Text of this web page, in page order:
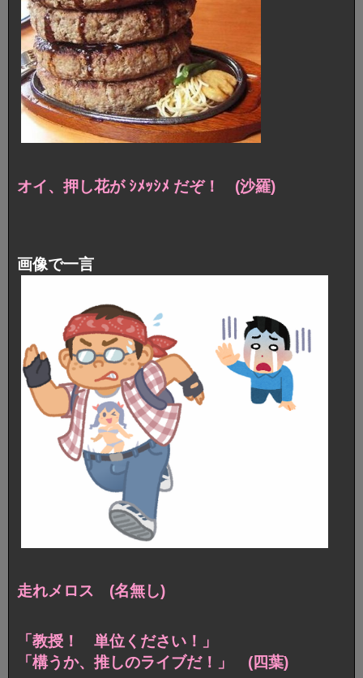
オイ、押し花が ｼﾒｯｼﾒ だぞ！ (沙羅)
画像で一言
走れメロス (名無し)
「教授！ 単位ください！」
「構うか、推しのライブだ！」 (四葉)